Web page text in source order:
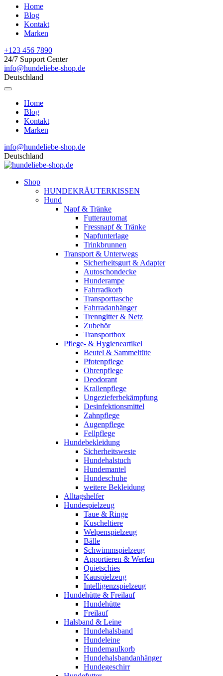
Home
Blog
Kontakt
Marken
+123 456 7890
24/7 Support Center
info@hundeliebe-shop.de
Deutschland
Home
Blog
Kontakt
Marken
info@hundeliebe-shop.de
Deutschland
Shop
HUNDEKRÄUTERKISSEN
Hund
Napf & Tränke
Futterautomat
Fressnapf & Tränke
Napfunterlage
Trinkbrunnen
Transport & Unterwegs
Sicherheitsgurt & Adapter
Autoschondecke
Hunderampe
Fahrradkorb
Transporttasche
Fahrradanhänger
Trenngitter & Netz
Zubehör
Transportbox
Pflege- & Hygieneartikel
Beutel & Sammeltüte
Pfotenpflege
Ohrenpflege
Deodorant
Krallenpflege
Ungezieferbekämpfung
Desinfektionsmittel
Zahnpflege
Augenpflege
Fellpflege
Hundebekleidung
Sicherheitsweste
Hundehalstuch
Hundemantel
Hundeschuhe
weitere Bekleidung
Alltagshelfer
Hundespielzeug
Taue & Ringe
Kuscheltiere
Welpenspielzeug
Bälle
Schwimmspielzeug
Apportieren & Werfen
Quietschies
Kauspielzeug
Intelligenzspielzeug
Hundehütte & Freilauf
Hundehütte
Freilauf
Halsband & Leine
Hundehalsband
Hundeleine
Hundemaulkorb
Hundehalsbandanhänger
Hundegeschirr